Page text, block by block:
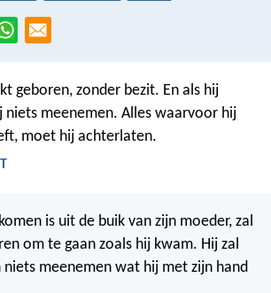
geboren, zonder bezit. En als hij
niets meenemen. Alles waarvoor hij
moet hij achterlaten.
is uit de buik van zijn moeder, zal
om te gaan zoals hij kwam. Hij zal
niets meenemen wat hij met zijn hand